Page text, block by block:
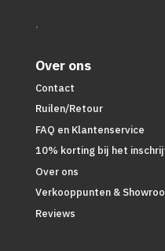
.
Over ons
Contact
Ruilen/Retour
FAQ en Klantenservice
10% korting bij het
Over ons
Verkooppunten &
Reviews